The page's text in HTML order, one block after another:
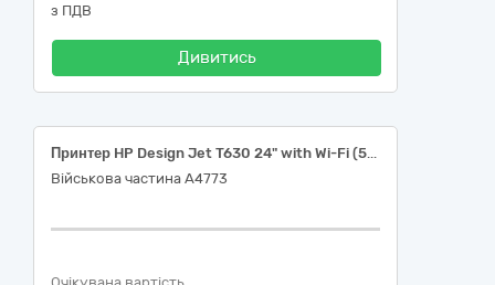
з ПДВ
Дивитись
Принтер HP Design Jet T630 24" with Wi-Fi (5HB09D)
Військова частина А4773